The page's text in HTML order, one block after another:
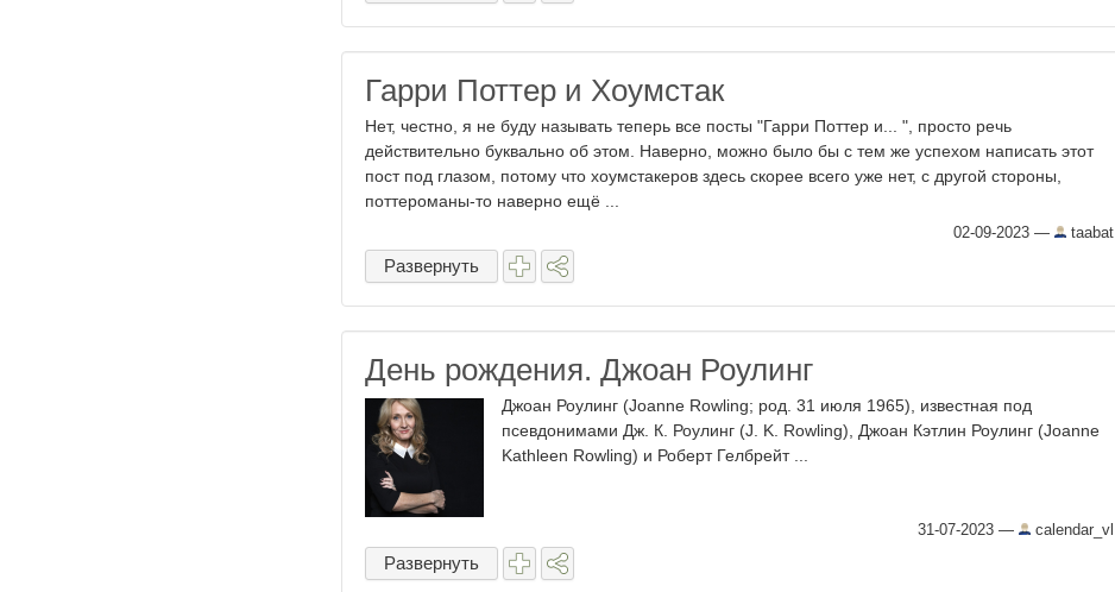
Гарри Поттер и Хоумстак
Нет, честно, я не буду называть теперь все посты "Гарри Поттер и... ", просто речь
действительно буквально об этом. Наверно, можно было бы с тем же успехом написать этот
пост под глазом, потому что хоумстакеров здесь скорее всего уже нет, с другой стороны,
поттероманы-то наверно ещё ...
02-09-2023 — taabat
Развернуть
День рождения. Джоан Роулинг
Джоан Роулинг (Joanne Rowling; род. 31 июля 1965), известная под
псевдонимами Дж. К. Роулинг (J. K. Rowling), Джоан Кэтлин Роулинг (Joanne
Kathleen Rowling) и Роберт Гелбрейт ...
31-07-2023 — calendar_vl
Развернуть